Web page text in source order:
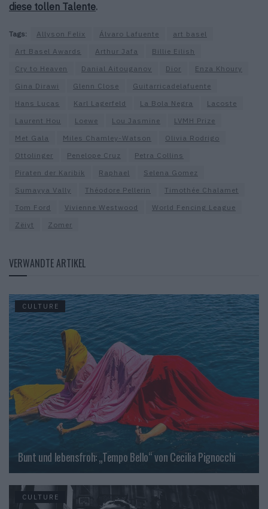
diese tollen Talente.
Tags: Allyson Felix Álvaro Lafuente
art basel
Art Basel Awards
Arthur Jafa
Billie Eilish
Cry to Heaven
Danial Aitouganov Dior
Enza Khoury
Gina Dirawi
Glenn Close
Guitarricadelafuente
Hans Lucas
Karl Lagerfeld La Bola Negra
Lacoste
Laurent Hou
Loewe Lou Jasmine
LVMH Prize
Met Gala
Miles Chamley-Watson
Olivia Rodrigo
Ottolinger
Penelope Cruz
Petra Collins
Piraten der Karibik
Raphael
Selena Gomez
Sumayya Vally
Théodore Pellerin
Timothée Chalamet
Tom Ford
Vivienne Westwood
World Fencing League
Zëiyt
Zomer
VERWANDTE ARTIKEL
CULTURE
Bunt und lebensfroh: „Tempo Bello“ von Cecilia Pignocchi
CULTURE